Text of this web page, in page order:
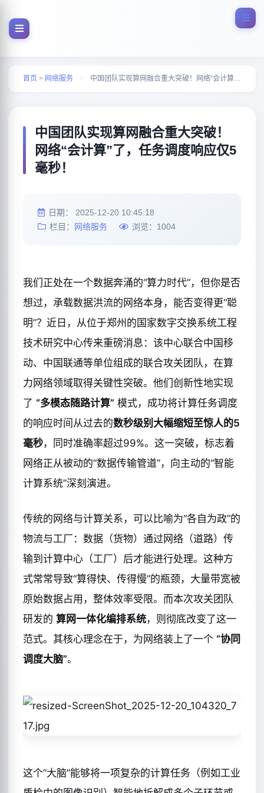
首页 > 网络服务 > 中国团队实现算网融合重大突破！网络“会计算”了，任务调度响应仅5毫秒！
中国团队实现算网融合重大突破！
网络“会计算”了，任务调度响应仅5
毫秒！
日期： 2025-12-20 10:45:18
栏目：
网络服务 浏览： 1004
我们正处在一个数据奔涌的“算力时代”，但你是否
想过，承载数据洪流的网络本身，能否变得更“聪
明”？近日，从位于郑州的国家数字交换系统工程
技术研究中心传来重磅消息：该中心联合中国移
动、中国联通等单位组成的联合攻关团队，在算
力网络领域取得关键性突破。他们创新性地实现
了 “多模态随路计算” 模式，成功将计算任务调度
的响应时间从过去的数秒级别大幅缩短至惊人的5
毫秒，同时准确率超过99%。这一突破，标志着
网络正从被动的“数据传输管道”，向主动的“智能
计算系统”深刻演进。
传统的网络与计算关系，可以比喻为“各自为政”的
物流与工厂：数据（货物）通过网络（道路）传
输到计算中心（工厂）后才能进行处理。这种方
式常常导致“算得快、传得慢”的瓶颈，大量带宽被
原始数据占用，整体效率受限。而本次攻关团队
研发的 算网一体化编排系统，则彻底改变了这一
范式。其核心理念在于，为网络装上了一个 “协同
调度大脑”。
这个“大脑”能够将一项复杂的计算任务（例如工业